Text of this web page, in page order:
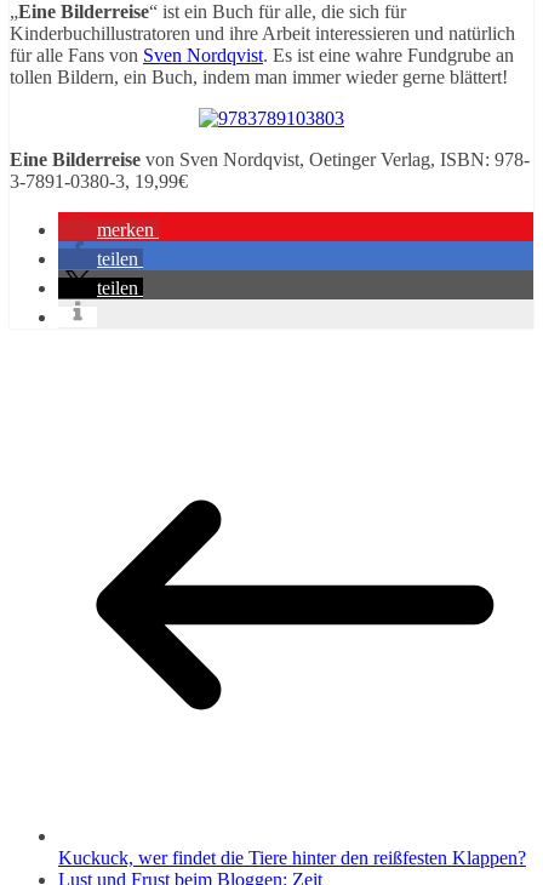
„Eine Bilderreise“ ist ein Buch für alle, die sich für
Kinderbuchillustratoren und ihre Arbeit interessieren und natürlich
für alle Fans von Sven Nordqvist. Es ist eine wahre Fundgrube an
tollen Bildern, ein Buch, indem man immer wieder gerne blättert!
Eine Bilderreise von Sven Nordqvist, Oetinger Verlag, ISBN: 978-
3-7891-0380-3, 19,99€
merken
teilen
teilen
Kuckuck, wer findet die Tiere hinter den reißfesten Klappen?
Lust und Frust beim Bloggen: Zeit